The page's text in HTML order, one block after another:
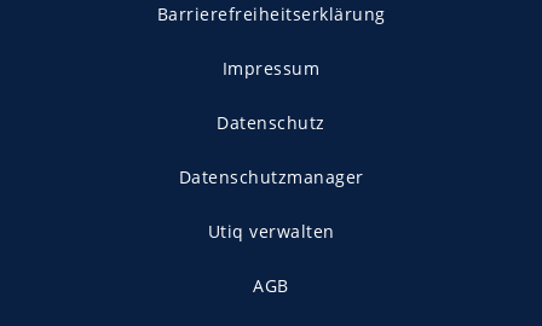
Barrierefreiheitserklärung
Impressum
Datenschutz
Datenschutzmanager
Utiq verwalten
AGB